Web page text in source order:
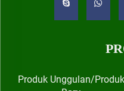
Produk Unggulan/Produk